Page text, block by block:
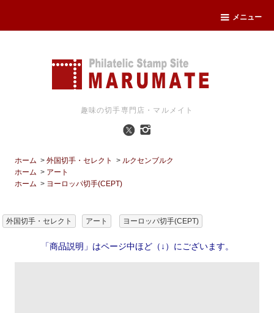
メニュー
趣味の切手専門店・マルメイト
ホーム >外国切手・セレクト > ルクセンブルク
ホーム > アート
ホーム > ヨーロッパ切手(CEPT)
外国切手・セレクト アート ヨーロッパ切手(CEPT)
「商品説明」はページ中ほど（↓）にございます。